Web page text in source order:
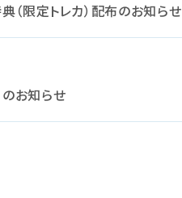
（限定トレカ）配布のお知らせ
お知らせ